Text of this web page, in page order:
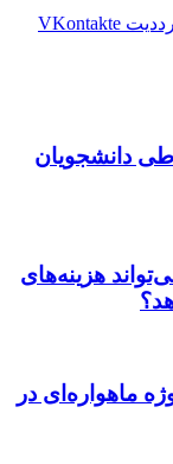
‫رددیت ‫VKontakte
دانشجویان
هزینه‌های
ماهواره‌ای در